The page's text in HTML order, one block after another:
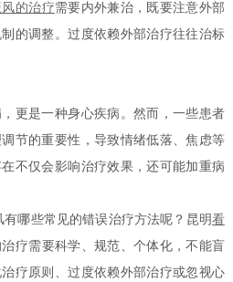
风的治疗需要内外兼治，既要注意外部
的调整。过度依赖外部治疗往往治标
是一种身心疾病。然而，一些患者
节的重要性，导致情绪低落、焦虑等
不仅会影响治疗效果，还可能加重病
哪些常见的错误治疗方法呢？昆明看
疗需要科学、规范、个体化，不能盲
疗原则、过度依赖外部治疗或忽视心